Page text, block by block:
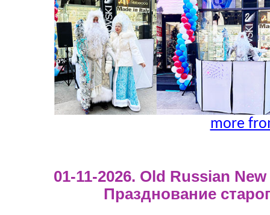
more
01-11-2026. Old Russian
Празднование